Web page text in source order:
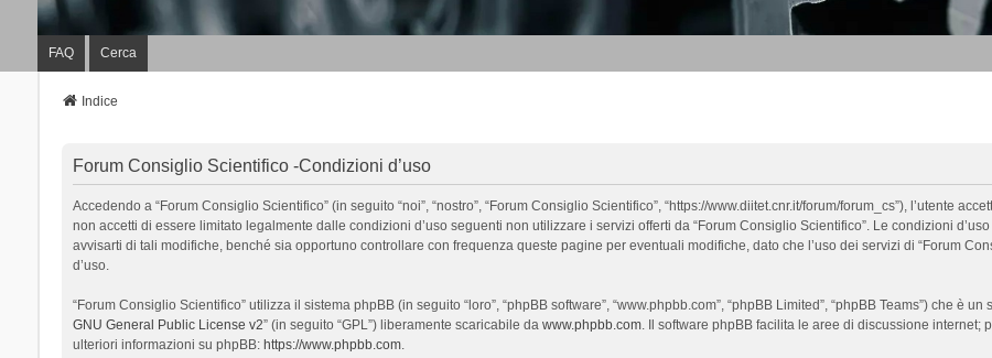
FAQ Cerca
Indice
Forum Consiglio Scientifico -Condizioni d’uso
Accedendo a “Forum Consiglio Scientifico” (in seguito “noi”, “nostro”, “Forum Consiglio Scientifico”, “https://www.diitet.cnr.it/forum/forum_cs”), l’utente
non accetti di essere limitato legalmente dalle condizioni d’uso seguenti non utilizzare i servizi offerti da “Forum Consiglio Scientifico”. Le condizioni
avvisarti di tali modifiche, benché sia opportuno controllare con frequenza queste pagine per eventuali modifiche, dato che l’uso dei servizi di “Forum
d’uso.
“Forum Consiglio Scientifico” utilizza il sistema phpBB (in seguito “loro”, “phpBB software”, “www.phpbb.com”, “phpBB Limited”, “phpBB Teams”) che è
GNU General Public License v2” (in seguito “GPL”) liberamente scaricabile da www.phpbb.com. Il software phpBB facilita le aree di discussione
ulteriori informazioni su phpBB: https://www.phpbb.com.